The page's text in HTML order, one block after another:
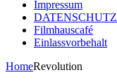
Impressum
DATENSCHUTZ
Filmhauscafé
Einlassvorbehalt
HomeRevolution